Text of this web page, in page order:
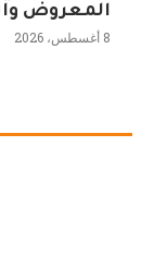
المعروض
8 أغسطس، 2026